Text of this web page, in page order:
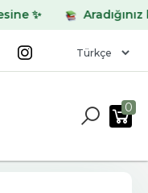
Aradığınız
0